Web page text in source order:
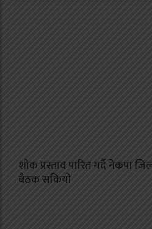
शोक प्रस्ताव पारित गर्दै नेकपा
बैठक सकियो